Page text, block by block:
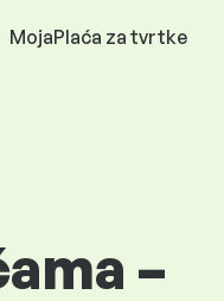
MojaPlaća za tvrtke
–